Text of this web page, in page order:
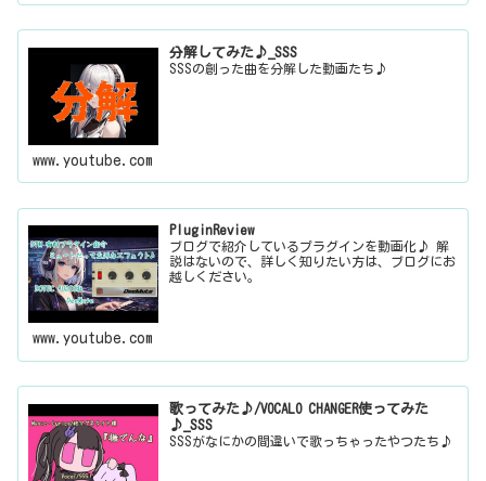
分解してみた♪_SSS
SSSの創った曲を分解した動画たち♪
www.youtube.com
PluginReview
ブログで紹介しているプラグインを動画化♪ 解
説はないので、詳しく知りたい方は、ブログにお
越しください。
www.youtube.com
歌ってみた♪/VOCALO CHANGER使ってみた
♪_SSS
SSSがなにかの間違いで歌っちゃったやつたち♪